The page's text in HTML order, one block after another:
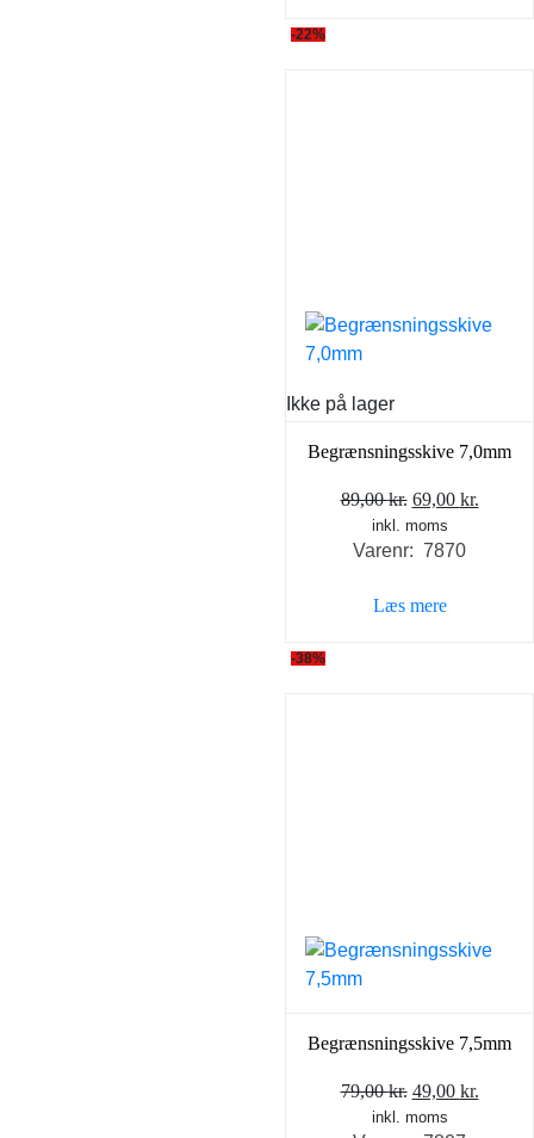
-22%
Ikke på lager
Begrænsningsskive 7,0mm
89,00kr. Den
oprindelige
pris
89,00 kr..
69,00 kr.
inkl. moms
Varenr: 7870
Læs mere
-38%
Begrænsningsskive 7,5mm
79,00kr. Den
oprindelige
49,00 kr.
inkl. moms